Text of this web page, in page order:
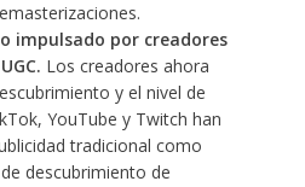
impulsado por creadores
Los creadores ahora
y el nivel de
YouTube y Twitch han
tradicional como
descubrimiento de